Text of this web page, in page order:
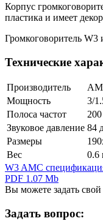
Корпус
пластика и имеет
Громкоговоритель W3
Технические
Производитель
Мощность
3/
Полоса частот
Звуковое давление 84
Размеры
Вес
0.6
W3 AMC
PDF 1.07 Mb
Вы можете задать
Задать вопрос: